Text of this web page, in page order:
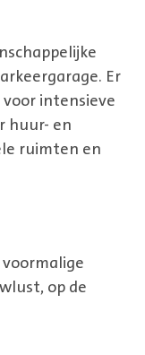
Er
intensieve
huur- en
ruimten en
op de